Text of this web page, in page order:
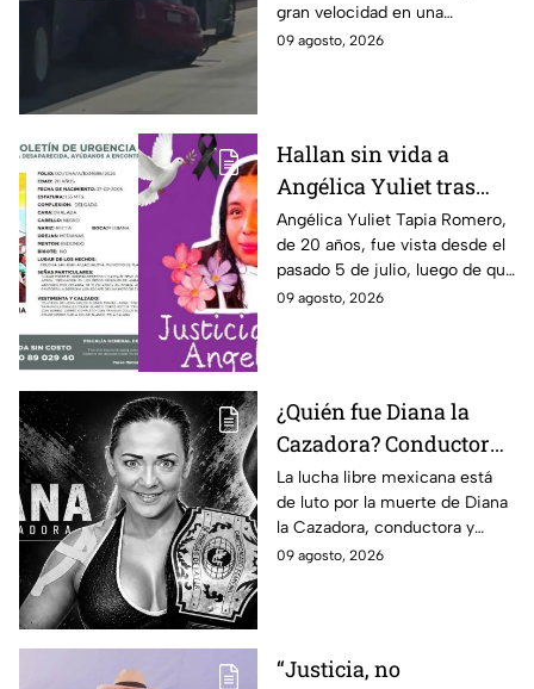
gran velocidad en una
carretera interestatal de El
09 agosto, 2026
Hallan sin vida a
Angélica Yuliet tras
desaparecer por una
entrevista de trabajo en
Edomex
Angélica Yuliet Tapia Romero,
de 20 años, fue vista desde el
pasado 5 de julio, luego de que
presuntamente recibiera una
09 agosto, 2026
¿Quién fue Diana la
Cazadora? Conductora
y luchadora que
falleció a los 48 años en
Monterrey
La lucha libre mexicana está
de luto por la muerte de Diana
la Cazadora, conductora y
luchadora de 48 años que
09 agosto, 2026
“Justicia, no